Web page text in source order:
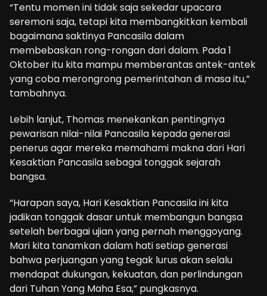
“Tentu momen ini tidak saja sekedar upacara
seremoni saja, tetapi kita membangkitkan kembali
bagaimana saktinya Pancasila dalam
membebaskan rong-rongan dari dalam. Pada 1
Oktober itu kita mampu memberantas antek-antek
yang coba merongrong pemerintahan di masa itu,”
tambahnya.
Lebih lanjut, Thomas menekankan pentingnya
pewarisan nilai-nilai Pancasila kepada generasi
penerus agar mereka memahami makna dari Hari
Kesaktian Pancasila sebagai tonggak sejarah
bangsa.
“Harapan saya, Hari Kesaktian Pancasila ini kita
jadikan tonggak dasar untuk membangun bangsa
setelah berbagai ujian yang pernah menggoyang.
Mari kita tanamkan dalam hati setiap generasi
bahwa perjuangan yang tegak lurus akan selalu
mendapat dukungan, kekuatan, dan perlindungan
dari Tuhan Yang Maha Esa,” pungkasnya.